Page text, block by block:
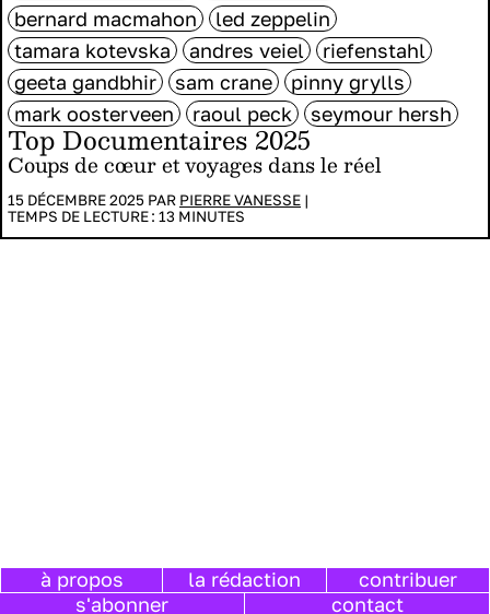
Top Documentaires 2025
Coups de cœur et voyages dans le réel
15 DÉCEMBRE 2025 PAR PIERRE VANESSE |
TEMPS DE LECTURE : 13 MINUTES
bernard macmahon
led zeppelin
tamara kotevska
andres veiel
riefenstahl
geeta gandbhir
sam crane
pinny grylls
mark oosterveen
raoul peck seymour hersh
à propos la rédaction
contribuer
s'abonner
contact